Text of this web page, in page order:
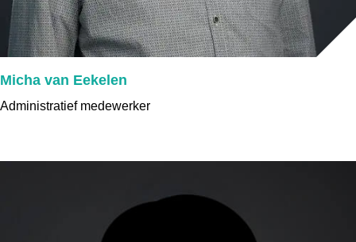
Micha van Eekelen
Administratief medewerker